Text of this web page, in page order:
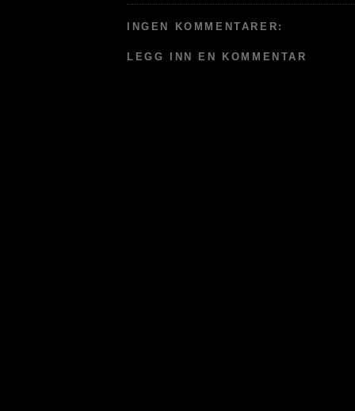
INGEN KOMMENTARER:
LEGG INN EN KOMMENTAR